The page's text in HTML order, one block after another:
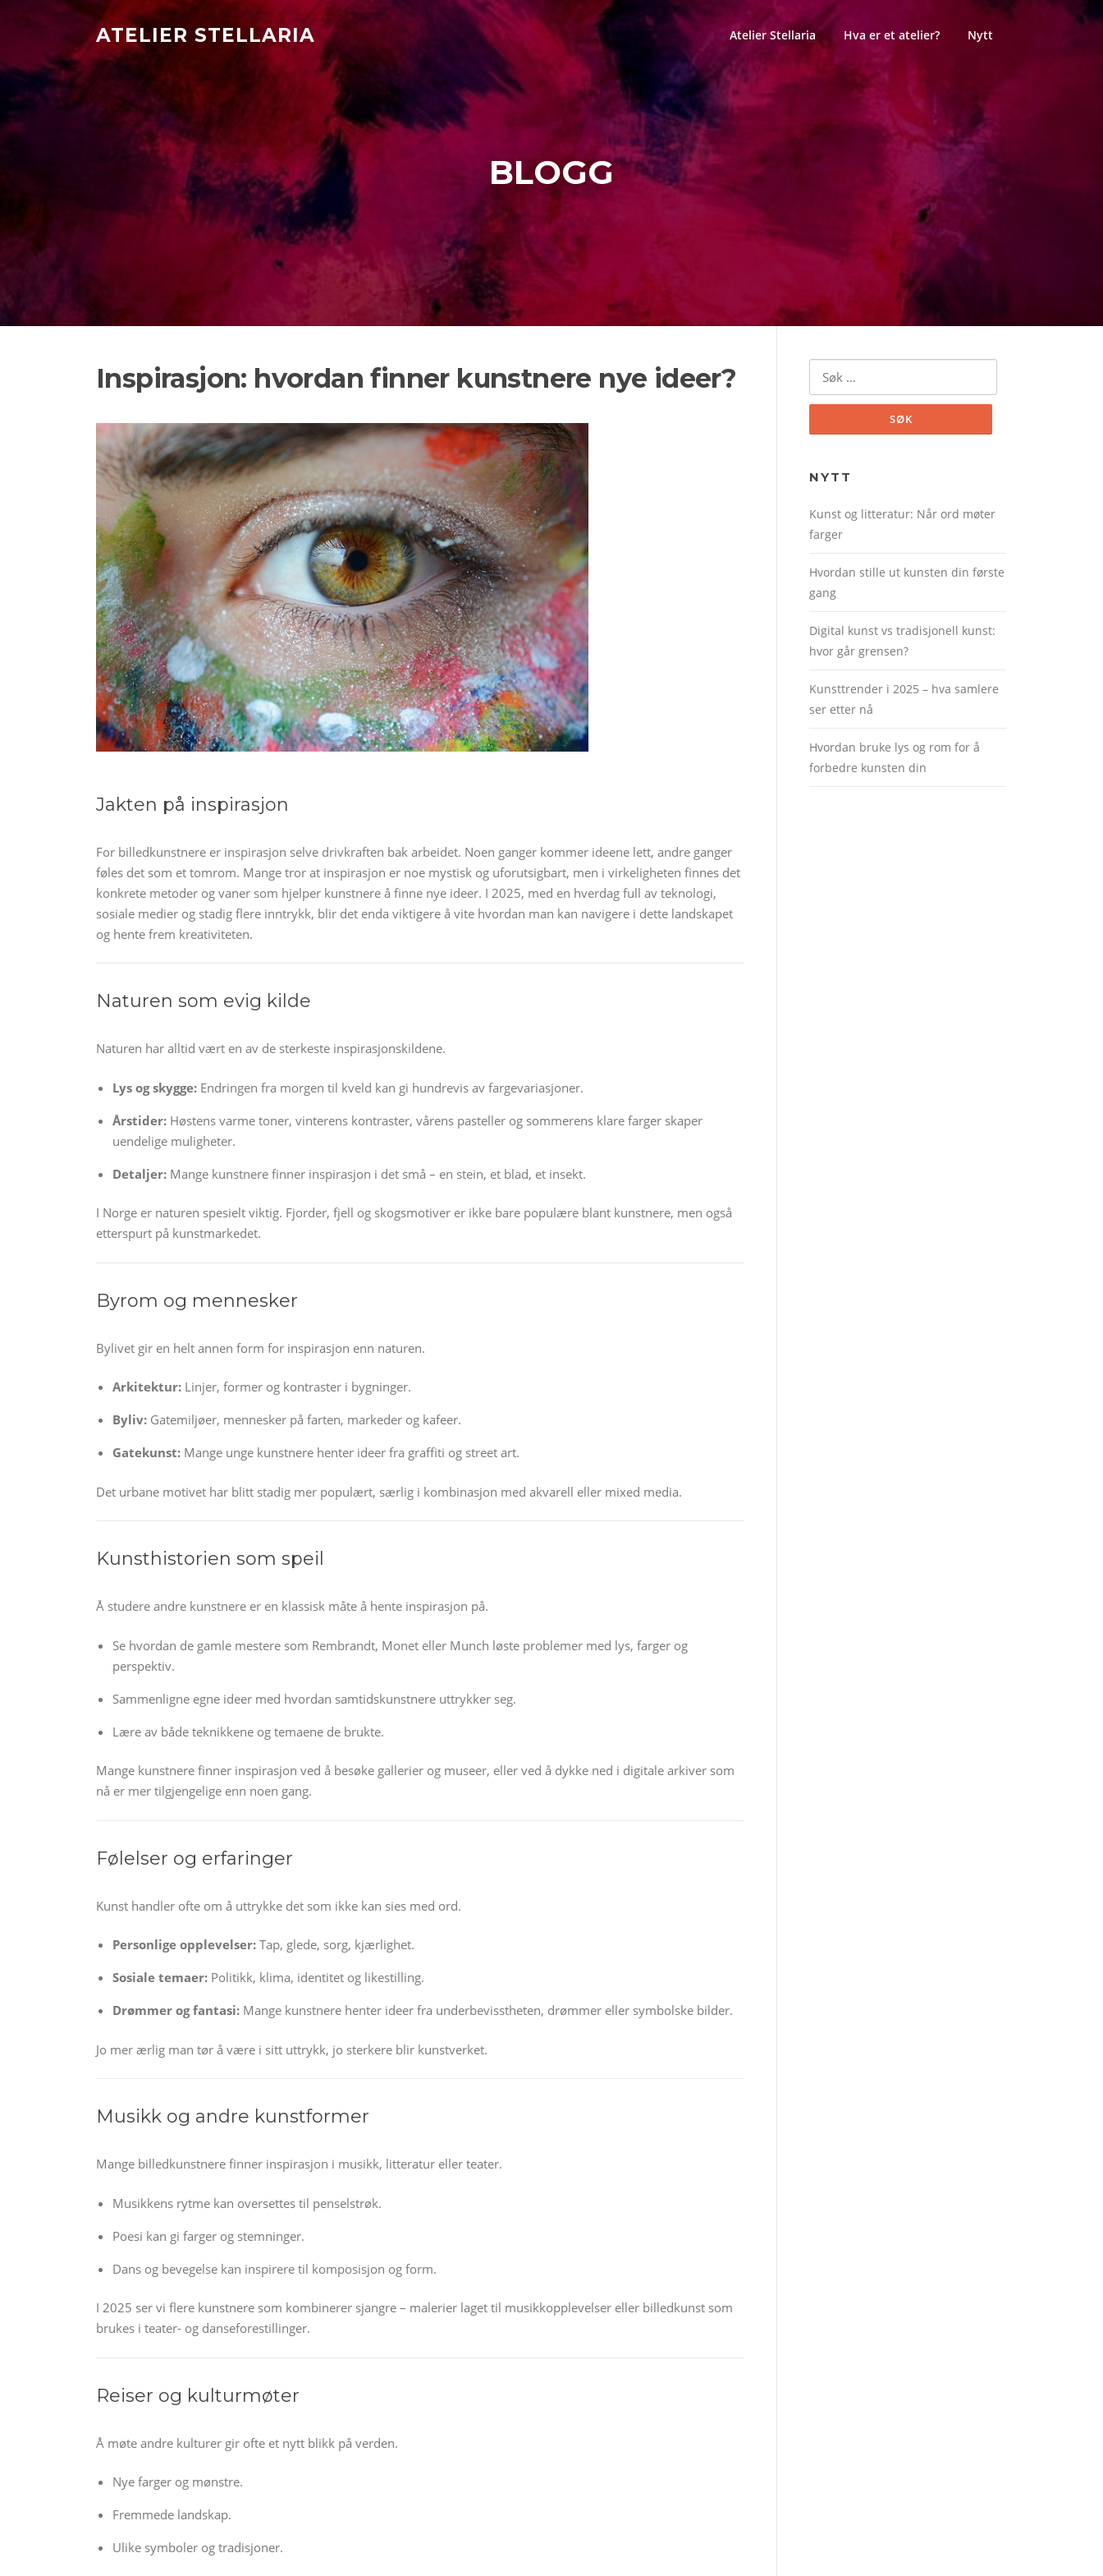
ATELIER STELLARIA Atelier Stellaria Hva er et atelier? Nytt
BLOGG
Inspirasjon: hvordan finner kunstnere nye ideer?
Jakten på inspirasjon
For billedkunstnere er inspirasjon selve drivkraften bak arbeidet. Noen ganger kommer ideene lett, andre ganger
føles det som et tomrom. Mange tror at inspirasjon er noe mystisk og uforutsigbart, men i virkeligheten finnes det
konkrete metoder og vaner som hjelper kunstnere å finne nye ideer. I 2025, med en hverdag full av teknologi,
sosiale medier og stadig flere inntrykk, blir det enda viktigere å vite hvordan man kan navigere i dette landskapet
og hente frem kreativiteten.
Naturen som evig kilde
Naturen har alltid vært en av de sterkeste inspirasjonskildene.
Lys og skygge: Endringen fra morgen til kveld kan gi hundrevis av fargevariasjoner.
Årstider: Høstens varme toner, vinterens kontraster, vårens pasteller og sommerens klare farger skaper
uendelige muligheter.
Detaljer: Mange kunstnere finner inspirasjon i det små – en stein, et blad, et insekt.
I Norge er naturen spesielt viktig. Fjorder, fjell og skogsmotiver er ikke bare populære blant kunstnere, men også
etterspurt på kunstmarkedet.
Byrom og mennesker
Bylivet gir en helt annen form for inspirasjon enn naturen.
Arkitektur: Linjer, former og kontraster i bygninger.
Byliv: Gatemiljøer, mennesker på farten, markeder og kafeer.
Gatekunst: Mange unge kunstnere henter ideer fra graffiti og street art.
Det urbane motivet har blitt stadig mer populært, særlig i kombinasjon med akvarell eller mixed media.
Kunsthistorien som speil
Å studere andre kunstnere er en klassisk måte å hente inspirasjon på.
Se hvordan de gamle mestere som Rembrandt, Monet eller Munch løste problemer med lys, farger og
perspektiv.
Sammenligne egne ideer med hvordan samtidskunstnere uttrykker seg.
Lære av både teknikkene og temaene de brukte.
Mange kunstnere finner inspirasjon ved å besøke gallerier og museer, eller ved å dykke ned i digitale arkiver som
nå er mer tilgjengelige enn noen gang.
Følelser og erfaringer
Kunst handler ofte om å uttrykke det som ikke kan sies med ord.
Personlige opplevelser: Tap, glede, sorg, kjærlighet.
Sosiale temaer: Politikk, klima, identitet og likestilling.
Drømmer og fantasi: Mange kunstnere henter ideer fra underbevisstheten, drømmer eller symbolske bilder.
Jo mer ærlig man tør å være i sitt uttrykk, jo sterkere blir kunstverket.
Musikk og andre kunstformer
Mange billedkunstnere finner inspirasjon i musikk, litteratur eller teater.
Musikkens rytme kan oversettes til penselstrøk.
Poesi kan gi farger og stemninger.
Dans og bevegelse kan inspirere til komposisjon og form.
I 2025 ser vi flere kunstnere som kombinerer sjangre – malerier laget til musikkopplevelser eller billedkunst som
brukes i teater- og danseforestillinger.
Reiser og kulturmøter
Å møte andre kulturer gir ofte et nytt blikk på verden.
Nye farger og mønstre.
Fremmede landskap.
Ulike symboler og tradisjoner.
NYTT
Kunst og litteratur: Når ord møter
farger
Hvordan stille ut kunsten din første
gang
Digital kunst vs tradisjonell kunst:
hvor går grensen?
Kunsttrender i 2025 – hva samlere
ser etter nå
Hvordan bruke lys og rom for å
forbedre kunsten din